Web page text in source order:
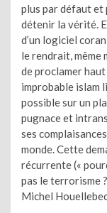
plus par défaut et
détenir la vérité.
d’un logiciel
le rendrait, même
de proclamer
improbable islam
possible sur un
pugnace et
ses
monde. Cette
récurrente («
pas le terrorisme
Michel